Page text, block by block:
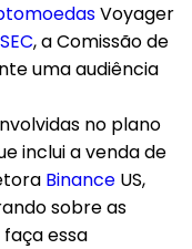
Voyager
SEC, a Comissão de
uma audiência
no plano
inclui a venda de
Binance US,
sobre as
essa